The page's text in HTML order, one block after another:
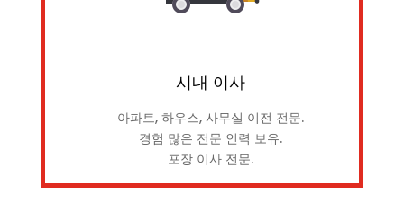
시내 이사
아파트, 하우스, 사무실 이전 전문.
경험 많은 전문 인력 보유.
포장 이사 전문.